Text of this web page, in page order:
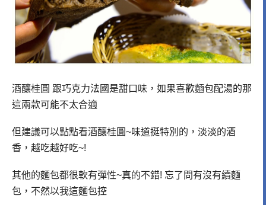
酒釀桂圓 跟巧克力法國是甜口味，如果喜歡麵包配湯的那
這兩款可能不太合適
但建議可以點點看酒釀桂圓~味道挺特別的，淡淡的酒
香，越吃越好吃~!
其他的麵包都很軟有彈性~真的不錯! 忘了問有沒有續麵
包，不然以我這麵包控